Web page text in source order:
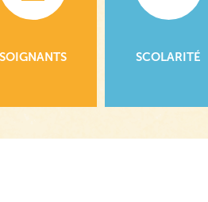
SOIGNANTS SCOLARITÉ